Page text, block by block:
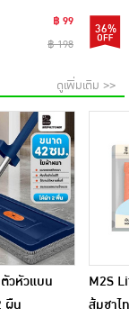
฿ 99
฿ 198
36%
ดูเพิ่มเติม >>
วหัวแบน
ผืน
M2S
ส้มชาไท